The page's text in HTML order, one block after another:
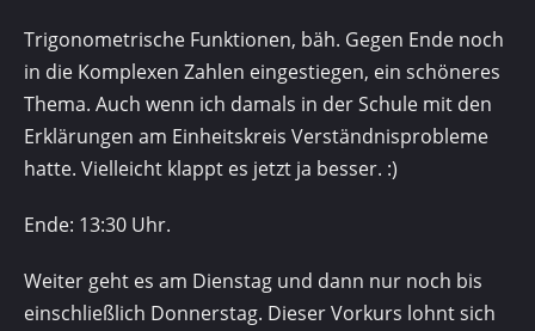
Trigonometrische Funktionen, bäh. Gegen Ende noch
in die Komplexen Zahlen eingestiegen, ein schöneres
Thema. Auch wenn ich damals in der Schule mit den
Erklärungen am Einheitskreis Verständnisprobleme
hatte. Vielleicht klappt es jetzt ja besser. :)
Ende: 13:30 Uhr.
Weiter geht es am Dienstag und dann nur noch bis
einschließlich Donnerstag. Dieser Vorkurs lohnt sich